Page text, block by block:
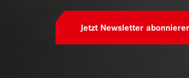
Jetzt Newsletter